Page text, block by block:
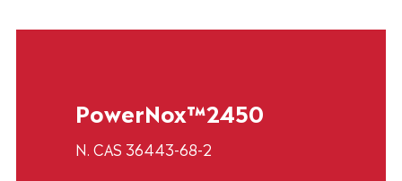
PowerNox™2450
N. CAS 36443-68-2